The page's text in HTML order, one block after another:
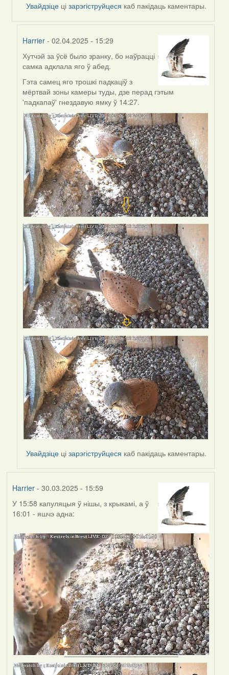
Увайдзіце цізарэгіструйцеся каб пакідаць каментары.
Harrier - 02.04.2025 - 15:29
In
reply
to
by
AV
Хутчэй за ўсё было зранку, бо наўрацці
самка адклала яго ў абед.
Гэта самец яго трошкі падкаціў з
мёртвай зоны камеры туды, дзе перад гэтым
'падкапаў' гнездавую ямку ў 14:27.
Увайдзіце цізарэгіструйцеся каб пакідаць каментары.
Harrier- 30.03.2025 - 15:59
У 15:58 капуляцыя ў нішы, з крыкамі, а ў
16:01 - яшчэ адна: